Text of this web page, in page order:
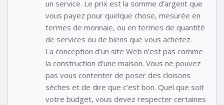
un service. Le prix est la somme d’argent que
vous payez pour quelque chose, mesurée en
termes de monnaie, ou en termes de quantité
de services ou de biens que vous achetez.
La conception d’un site Web n’est pas comme
la construction d’une maison. Vous ne pouvez
pas vous contenter de poser des cloisons
sèches et de dire que c’est bon. Quel que soit
votre budget, vous devez respecter certaines